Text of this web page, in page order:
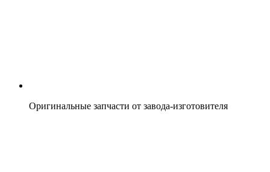
Оригинальные запчасти от завода-изготовителя